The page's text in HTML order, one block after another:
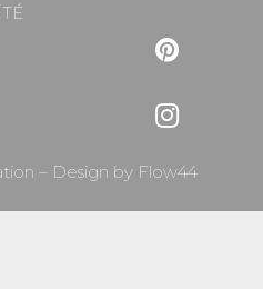
– Design byFlow44